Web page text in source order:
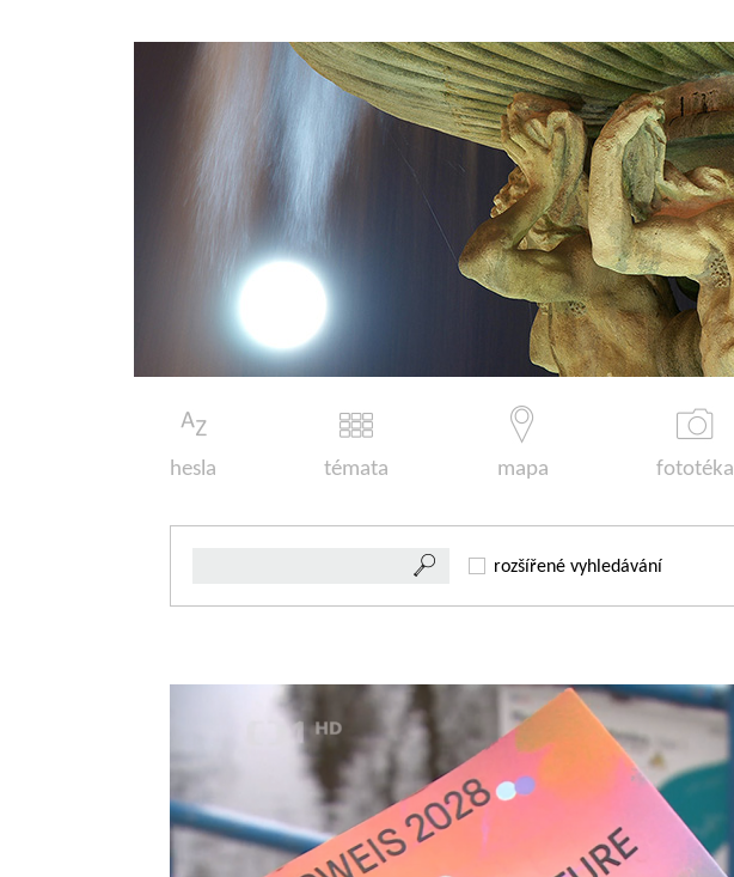
hesla témata mapa fototéka
rozšířené vyhledávání